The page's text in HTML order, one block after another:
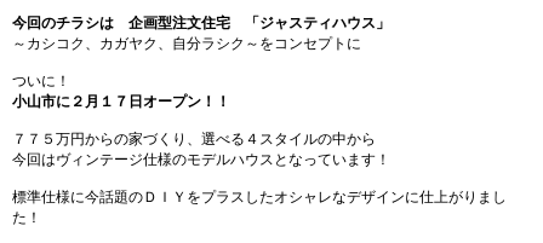
今回のチラシは 企画型注文住宅 「ジャスティハウス」
～カシコク、カガヤク、自分ラシク～をコンセプトに
ついに！
小山市に２月１７日オープン！！
７７５万円からの家づくり、選べる４スタイルの中から
今回はヴィンテージ仕様のモデルハウスとなっています！
標準仕様に今話題のＤＩＹをプラスしたオシャレなデザインに仕上がりまし
た！